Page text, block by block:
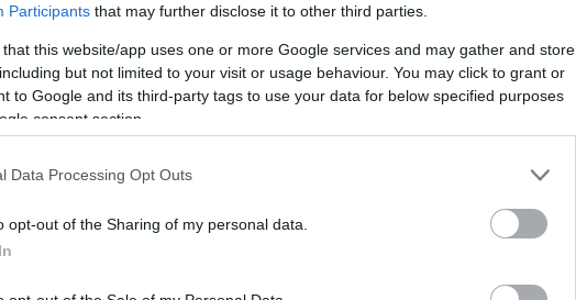
Participants that may further disclose it to other third parties.
that this website/app uses one or more Google services and may gather and store
but not limited to your visit or usage behaviour. You may click to grant or
to Google and its third-party tags to use your data for below specified purposes
consent section.
Data Processing Opt Outs
opt-out of the Sharing of my personal data.
Preizkusi zdaj